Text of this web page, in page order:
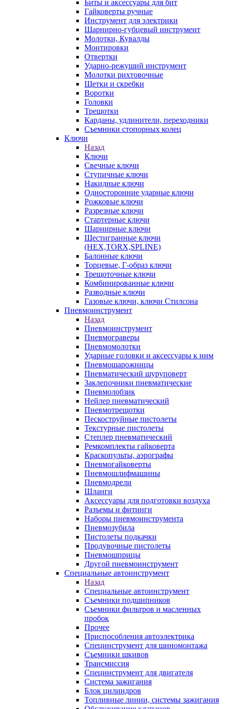
Биты и аксессуары для бит
Гайковерты ручные
Инструмент для электрики
Шарнирно-губцевый инструмент
Молотки, Кувалды
Монтировки
Отвертки
Ударно-режуший инструмент
Молотки рихтовочные
Щетки и скребки
Воротки
Головки
Трещотки
Карданы, удлинители, переходники
Съемники стопорных колец
Ключи
Назад
Ключи
Свечные ключи
Ступичные ключи
Накидные ключи
Односторонние ударные ключи
Рожковые ключи
Разрезные ключи
Стартерные ключи
Шарнирные ключи
Шестигранные ключи
(HEX,TORX,SPLINE)
Балонные ключи
Торцевые, Г-образ ключи
Трещоточные ключи
Комбинированные ключи
Разводные ключи
Газовые ключи, ключи Стилсона
Пневмоинструмент
Назад
Пневмоинструмент
Пневмограверы
Пневмомолотки
Ударные головки и аксессуары к ним
Пневмошарожницы
Пневматический шуруповерт
Заклепочники пневматические
Пневмолобзик
Нейлер пневматический
Пневмотрещотки
Пескоструйные пистолеты
Текстурные пистолеты
Степлер пневматический
Ремкомплекты гайковерта
Краскопульты, аэрографы
Пневмогайковерты
Пневмошлифмашины
Пневмодрели
Шланги
Аксессуары для подготовки воздуха
Разъемы и фитинги
Наборы пневмоинструмента
Пневмозубила
Пистолеты подкачки
Продувочные пистолеты
Пневмошприцы
Другой пневмоинструмент
Специальные автоинструмент
Назад
Специальные автоинструмент
Съемники подшипников
Съемники фильтров и масленных
пробок
Прочее
Приспособления автоэлектрика
Специнструмент для шиномонтажа
Съемники шкивов
Трансмиссия
Специнструмент для двигателя
Система зажигания
Блок цилиндров
Топливные линии, системы зажигания